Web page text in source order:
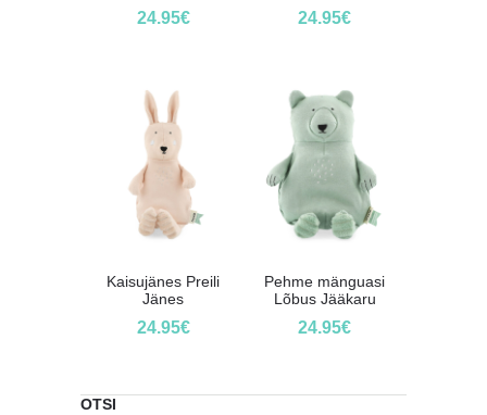
24.95€ 24.95€
Kaisujänes Preili
Jänes
24.95€
Pehme mänguasi
Lõbus Jääkaru
24.95€
OTSI